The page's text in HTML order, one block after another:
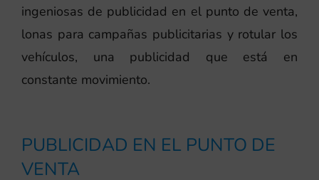
ingeniosas de publicidad en el punto de venta,
lonas para campañas publicitarias y rotular los
vehículos, una publicidad que está en
constante movimiento.
PUBLICIDAD EN EL PUNTO DE
VENTA